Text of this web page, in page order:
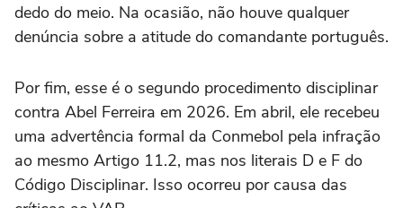
dedo do meio. Na ocasião, não houve qualquer
denúncia sobre a atitude do comandante português.
Por fim, esse é o segundo procedimento disciplinar
contra Abel Ferreira em 2026. Em abril, ele recebeu
uma advertência formal da Conmebol pela infração
ao mesmo Artigo 11.2, mas nos literais D e F do
Código Disciplinar. Isso ocorreu por causa das